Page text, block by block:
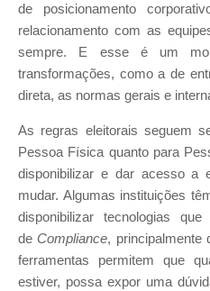
de posicionamento
relacionamento com as
sempre. E esse é um
transformações, como a de
direta, as normas gerais e
As regras eleitorais seguem
Pessoa Física quanto para
disponibilizar e dar acesso
mudar. Algumas instituições
disponibilizar tecnologias
de Compliance, principalmente
ferramentas permitem que
estiver, possa expor uma